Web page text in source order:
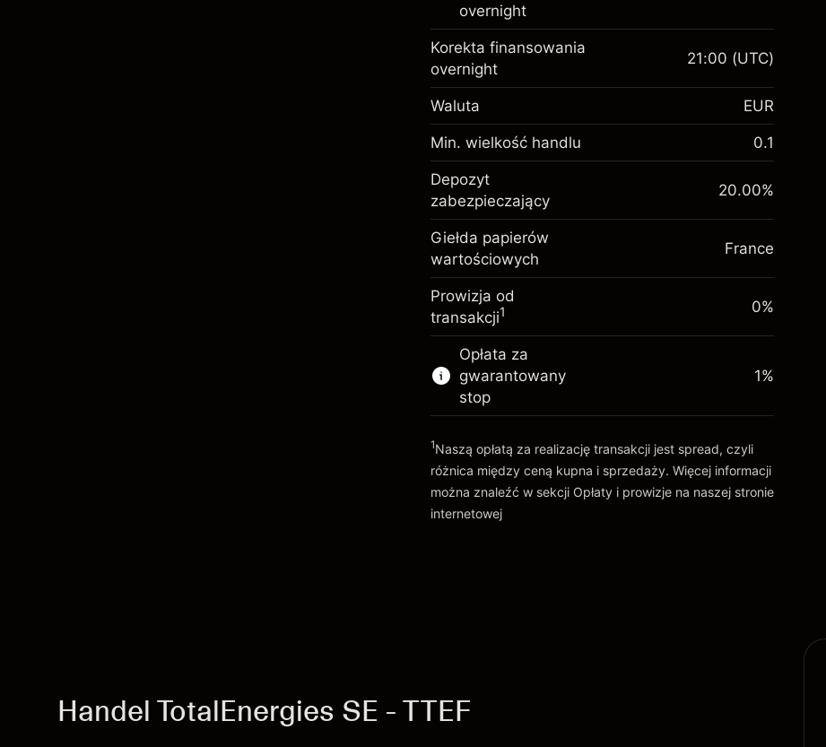
Depozyt zabezpieczający.
Twoja inwestycja
utrzymanie pozycji
Opłaty od pełnej wartości
pozycji
-0.017307
Rozmiar transakcji z dźwignią ~
Środki z dźwigni ~
Idź do platformy
overnight
Depozyt zabezpieczający.
Twoja inwestycja
€1,000.00
Opłata overnight za
utrzymanie pozycji
Opłaty od pełnej wartości
pozycji
Rozmiar transakcji z dźwignią ~
€5,000.00
Środki z dźwigni ~
Idź do platformy
Korekta finansowania
overnight
21:00 (UTC)
Waluta EUR
Min. wielkość handlu 0.1
Depozyt
zabezpieczający
20.00%
Giełda papierów
wartościowych
France
Prowizja od
transakcji1 0%
Opłata za
gwarantowany
stop
Opłaty i Prowizje
1%
1Naszą opłatą za realizację transakcji jest spread, czyli
różnica między ceną kupna i sprzedaży. Więcej informacji
można znaleźć w sekcji Opłaty i prowizje na naszej stronie
internetowej
Handel TotalEnergies SE - TTEF